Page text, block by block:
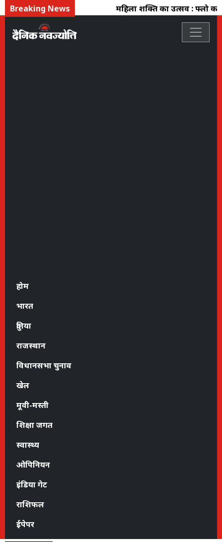
Breaking News महिला शक्ति का उत्सव : फ्लो
होम
भारत
दुनिया
राजस्थान
विधानसभा चुनाव
खेल
मूवी-मस्ती
शिक्षा जगत
स्वास्थ्य
ओपिनियन
इंडिया गेट
राशिफल
ईपेपर